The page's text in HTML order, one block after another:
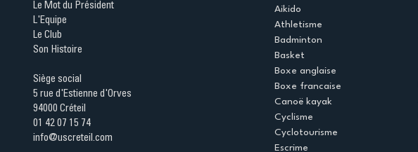
Le Mot du Président
L'Equipe
Le Club
Son Histoire
Siège social
5 rue d'Estienne d'Orves
94000 Créteil
01 42 07 15 74
info@uscreteil.com
Aikido
Athletisme
Badminton
Basket
Boxe anglaise
Boxe francaise
Canoë kayak
Cyclisme
Cyclotourisme
Escrime